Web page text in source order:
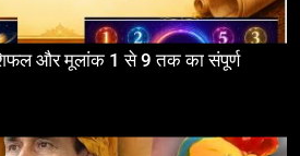
और मूलांक 1 से 9 तक का संपूर्ण